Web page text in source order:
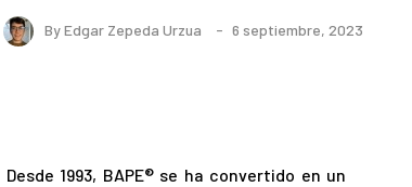
ByEdgar Zepeda Urzua 6 septiembre, 2023
1993, BAPE® se ha convertido en un